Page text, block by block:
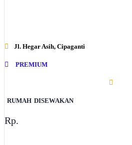
Jl. Hegar Asih, Cipaganti
PREMIUM
RUMAH DISEWAKAN
Rp.